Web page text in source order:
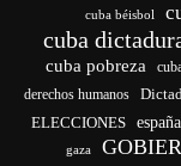
cuba béisbol
cuba
cuba pobreza
derechos humanos
ELECCIONES españa
gaza